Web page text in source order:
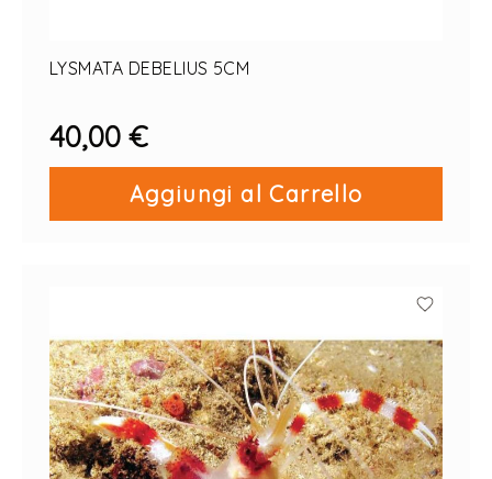
LYSMATA DEBELIUS 5CM
40,00 €
Aggiungi al Carrello